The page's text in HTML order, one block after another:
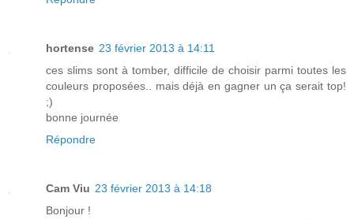
hortense 23 février 2013 à 14:11
ces slims sont à tomber, difficile de choisir parmi toutes les
couleurs proposées.. mais déjà en gagner un ça serait top!
;)
bonne journée
Répondre
Cam Viu 23 février 2013 à 14:18
Bonjour !